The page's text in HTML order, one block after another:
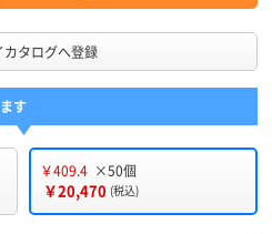
カタログへ登録
す
￥409.4 ×50個
￥20,470 (税込)